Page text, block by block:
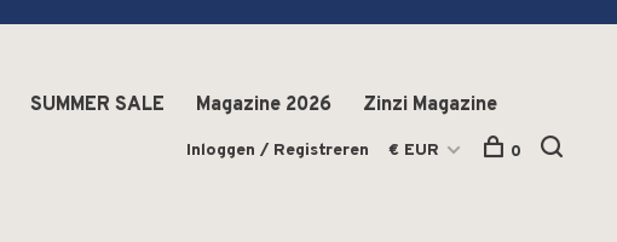
SUMMER SALE Magazine 2026 Zinzi Magazine
Inloggen / Registreren € EUR 0